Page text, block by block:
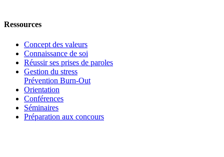
Ressources
Concept des valeurs
Connaissance de soi
Réussir ses prises de paroles
Gestion du stress
Prévention Burn-Out
Orientation
Conférences
Séminaires
Préparation aux concours